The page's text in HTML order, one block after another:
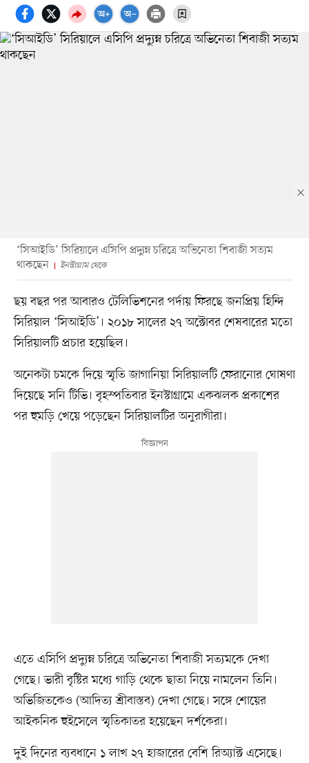
‘সিআইডি’ সিরিয়ালে এসিপি প্রদ্যুম্ন চরিত্রে অভিনেতা শিবাজী সত্যম
থাকছেন
ইনস্টাগ্রাম থেকে
ছয় বছর পর আবারও টেলিভিশনের পর্দায় ফিরছে জনপ্রিয় হিন্দি
সিরিয়াল ‘সিআইডি’। ২০১৮ সালের ২৭ অক্টোবর শেষবারের মতো
সিরিয়ালটি প্রচার হয়েছিল।
অনেকটা চমকে দিয়ে স্মৃতি জাগানিয়া সিরিয়ালটি ফেরানোর ঘোষণা
দিয়েছে সনি টিভি। বৃহস্পতিবার ইনস্টাগ্রামে একঝলক প্রকাশের
পর হুমড়ি খেয়ে পড়েছেন সিরিয়ালটির অনুরাগীরা।
এতে এসিপি প্রদ্যুম্ন চরিত্রে অভিনেতা শিবাজী সত্যমকে দেখা
গেছে। ভারী বৃষ্টির মধ্যে গাড়ি থেকে ছাতা নিয়ে নামলেন তিনি।
অভিজিতকেও (আদিত্য শ্রীবাস্তব) দেখা গেছে। সঙ্গে শোয়ের
আইকনিক হুইসেলে স্মৃতিকাতর হয়েছেন দর্শকেরা।
দুই দিনের ব্যবধানে ১ লাখ ২৭ হাজারের বেশি রিঅ্যাক্ট এসেছে।